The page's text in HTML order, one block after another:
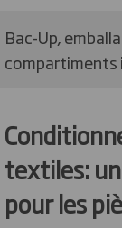
Bac-Up,
compartiments
textiles:
pour les